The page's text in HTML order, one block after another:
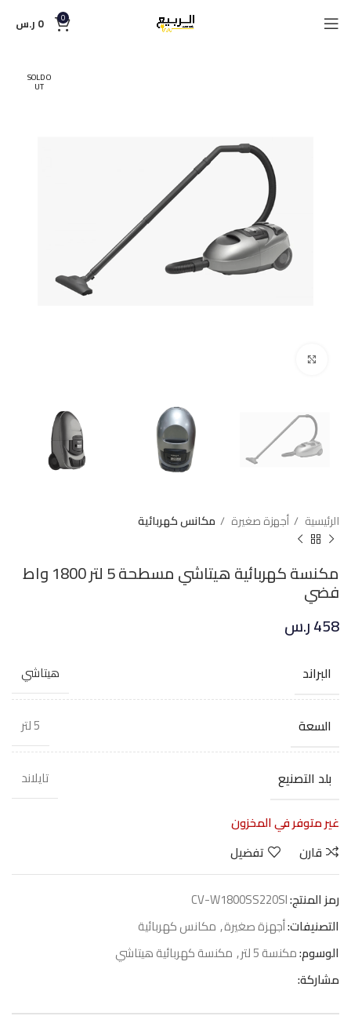
0
0 ر.س
SOLD O
UT
الرئيسية أجهزة صغيرة مكانس كهربائية
مكنسة كهربائية هيتاشي مسطحة 5 لتر 1800 واط
فضي
458ر.س
البراند هيتاشي
السعة 5 لتر
بلد التصنيع
تايلاند
غير متوفر في المخزون
قارن
تفضيل
رمز المنتج:CV-W1800SS220SI
التصنيفات:أجهزة صغيرة, مكانس كهربائية
الوسوم:مكنسة 5 لتر , مكنسة كهربائية هيتاشي
مشاركة: